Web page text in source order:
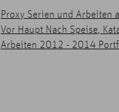
Proxy Serien und
Vor Haupt Nach Speise,
Arbeiten 2012 - 2014